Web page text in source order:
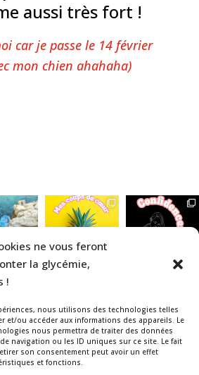
ne vous feront
la glycémie,
!
nous utilisons des technologies telles
et/ou accéder aux informations des appareils. Le
nous permettra de traiter des données
navigation ou les ID uniques sur ce site. Le fait
son consentement peut avoir un effet
et fonctions.
aussi très fort !
car je passe le 14 février
mon chien ahahaha)
que la La Belle & le
un blog indépendant,